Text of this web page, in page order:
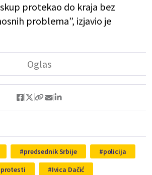
protekao do kraja bez
problema”, izjavio je
predsednik Srbije
policija
protesti
Ivica Dačić